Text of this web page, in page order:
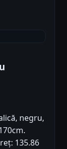
negru,
135.86